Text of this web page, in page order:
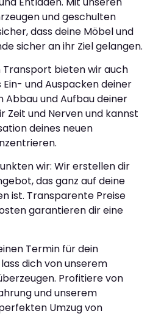
und geschulten
dass deine Möbel und
sicher an ihr Ziel gelangen.
bieten wir auch
und Auspacken deiner
Abbau und Aufbau deiner
Zeit und Nerven und kannst
deines neuen
wir: Wir erstellen dir
das ganz auf deine
ist. Transparente Preise
garantieren dir eine
Termin für dein
dich von unserem
Profitiere von
und unserem
Umzug von